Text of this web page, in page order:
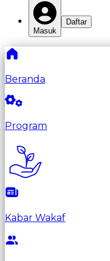
Masuk
Daftar
Beranda
Program
Kabar Wakaf